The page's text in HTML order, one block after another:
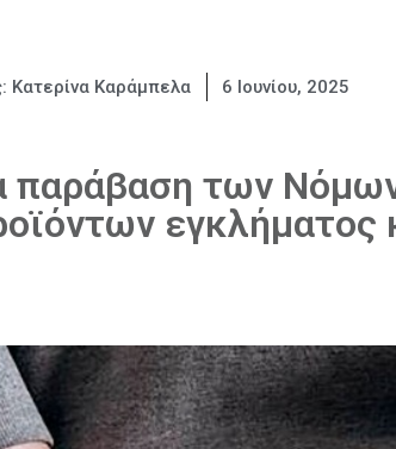
Κατερίνα Καράμπελα 6 Ιουνίου, 2025
παράβαση των
εγκλήματος